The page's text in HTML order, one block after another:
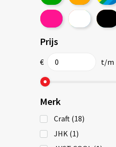
Prijs
€ t/m
Merk
Craft (18)
JHK (1)